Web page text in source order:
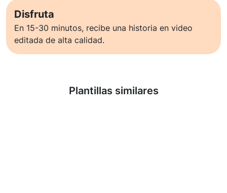
Disfruta
En 15-30 minutos, recibe una historia en video
editada de alta calidad.
Plantillas similares
Saber más